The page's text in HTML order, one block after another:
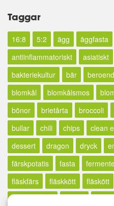
Taggar
16:8 5:2 ägg äggfasta
antiinflammatoriskt
asiatiskt
bakteriekultur
bär
blomkål
blomkålsmos
bönor
brietårta broccoli
bullar
chili chips clean
dessert
dragon dryck
färskpotatis
fasta
fläskfärs
fläskkött fläskött